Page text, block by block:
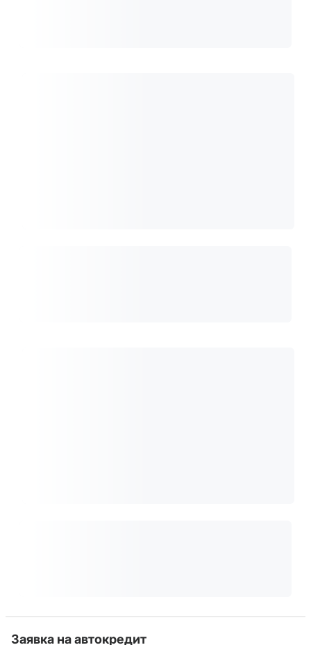
Заявка на автокредит